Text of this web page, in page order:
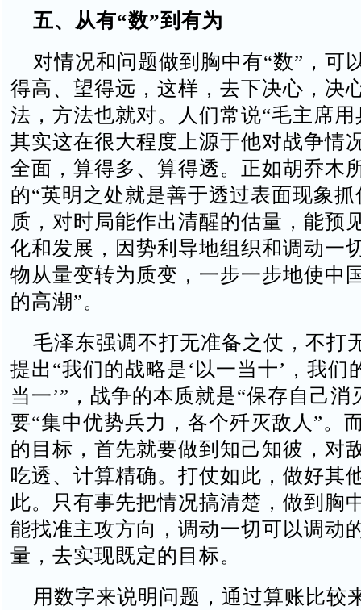
五、从有“数”到有为
对情况和问题做到胸中有“数”，可
得高、望得远，这样，去下决心，决
法，方法也就对。人们常说“毛主席用
其实这在很大程度上源于他对战争情
全面，算得多、算得透。正如胡乔木
的“英明之处就是善于透过表面现象
质，对时局能作出清醒的估量，能预
化和发展，因势利导地组织和调动一
物从量变转为质变，一步一步地使中
的高潮”。
毛泽东强调不打无准备之仗，不打
提出“我们的战略是‘以一当十’，我们
当一’”，战争的本质就是“保存自己消
要“集中优势兵力，各个歼灭敌人”。
的目标，首先就要做到知己知彼，对
吃透、计算精确。打仗如此，做好其
此。只有事先把情况搞清楚，做到胸
能找准主攻方向，调动一切可以调动
量，去实现既定的目标。
用数字来说明问题，通过算账比较